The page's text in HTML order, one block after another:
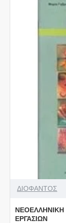
ΔΙΟΦΑΝΤΟΣ
ΝΕΟΕΛΛΗΝΙΚΗ
ΕΡΓΑΣΙΩΝ